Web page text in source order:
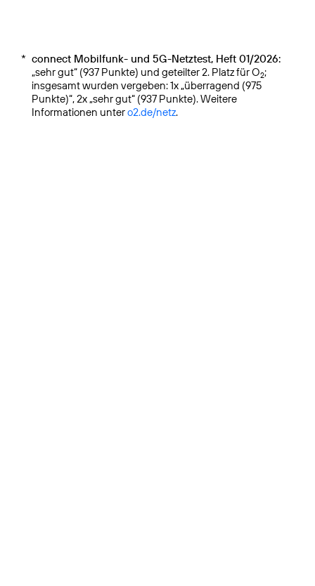
* connect Mobilfunk- und 5G-Netztest, Heft 01/2026:
„sehr gut“ (937 Punkte) und geteilter 2. Platz für O2;
insgesamt wurden vergeben: 1x „überragend (975
Punkte)“, 2x „sehr gut“ (937 Punkte). Weitere
Informationen untero2.de/netz.